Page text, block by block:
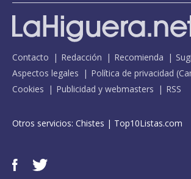
Contacto Redacción Recomienda
Aspectos legales
Política de privacidad (
Cookies
Publicidad y webmasters RSS
Otros servicios: Chistes | Top10Listas.com